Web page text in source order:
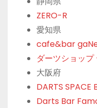
ZERO-R
愛知県
cafe&bar
ダーツショッ
大阪府
DARTS SPACE
Darts Bar